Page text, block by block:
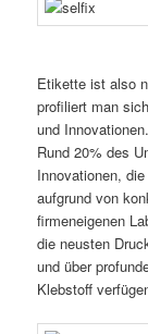
Etikette ist also
profiliert man
und
Rund 20% des
Innovationen,
aufgrund von
firmeneigenen
die neusten
und über
Klebstoff